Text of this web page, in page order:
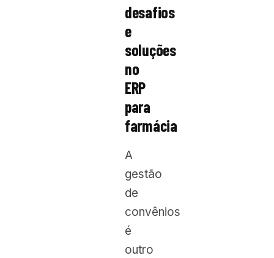
desafios
e
soluções
no
ERP
para
farmácia
A
gestão
de
convênios
é
outro